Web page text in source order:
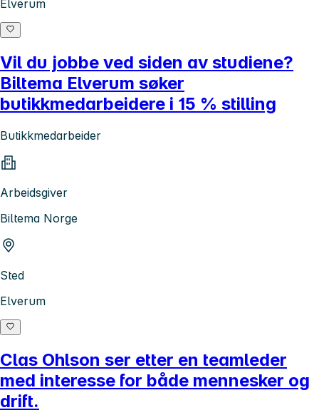
Elverum
Vil du jobbe ved siden av studiene?
Biltema Elverum søker
butikkmedarbeidere i 15 % stilling
Butikkmedarbeider
Arbeidsgiver
Biltema Norge
Sted
Elverum
Clas Ohlson ser etter en teamleder
med interesse for både mennesker og
drift.